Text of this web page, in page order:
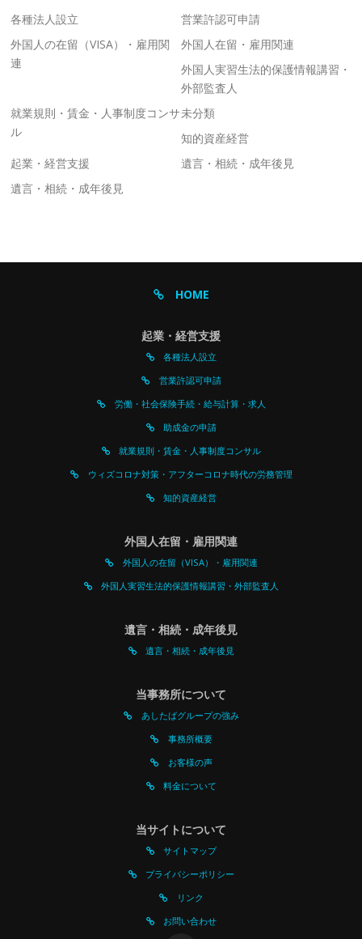
各種法人設立
営業許認可申請
外国人の在留（VISA）・雇用関
連
外国人在留・雇用関連
外国人実習生法的保護情報講習・
外部監査人
就業規則・賃金・人事制度コンサ
ル
未分類
知的資産経営
起業・経営支援
遺言・相続・成年後見
遺言・相続・成年後見
HOME
起業・経営支援
各種法人設立
営業許認可申請
労働・社会保険手続・給与計算・求人
助成金の申請
就業規則・賃金・人事制度コンサル
ウィズコロナ対策・アフターコロナ時代の労務管理
知的資産経営
外国人在留・雇用関連
外国人の在留（VISA）・雇用関連
外国人実習生法的保護情報講習・外部監査人
遺言・相続・成年後見
遺言・相続・成年後見
当事務所について
あしたばグループの強み
事務所概要
お客様の声
料金について
当サイトについて
サイトマップ
プライバシーポリシー
リンク
お問い合わせ